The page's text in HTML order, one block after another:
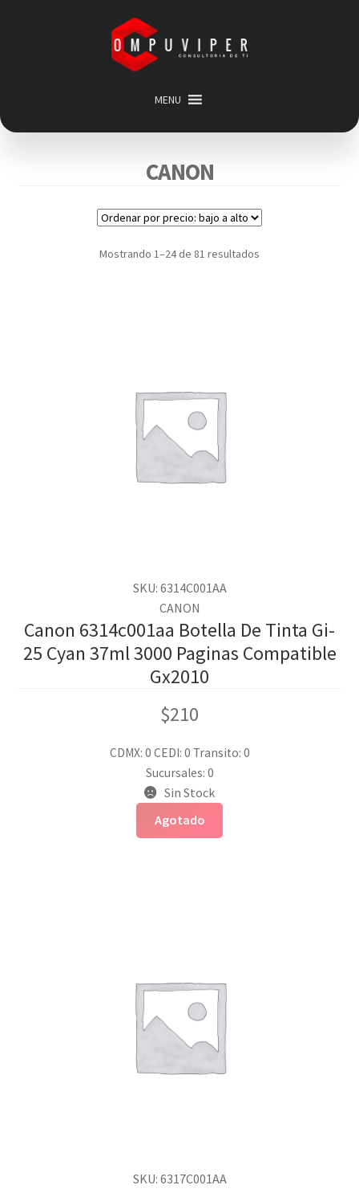
Saltar
navegación
contenido
MENU
Inicio
Categorias
Carrito
Mi cuenta
CANON
Mostrando 1–24 de 81 resultados
SKU: 6314C001AA
CANON
Canon 6314c001aa Botella De Tinta Gi-
25 Cyan 37ml 3000 Paginas Compatible
Gx2010
$210
CDMX: 0 CEDI: 0 Transito: 0
Sucursales: 0
Sin Stock
Agotado
SKU: 6317C001AA